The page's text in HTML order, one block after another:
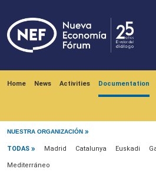
Home News Activities Documentation
NUESTRA ORGANIZACIÓN
Menu documentación
TODAS Madrid Catalunya Euskadi
Mediterráneo